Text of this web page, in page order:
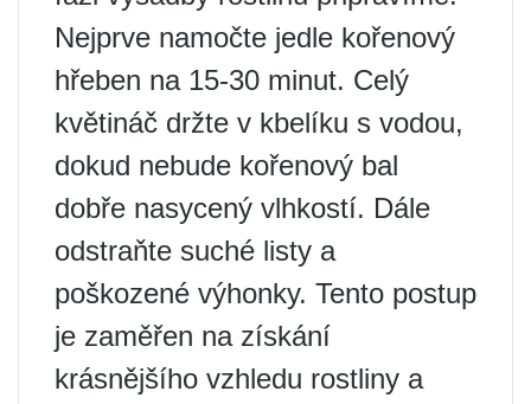
Nejprve namočte jedle kořenový
hřeben na 15-30 minut. Celý
květináč držte v kbelíku s vodou,
dokud nebude kořenový bal
dobře nasycený vlhkostí. Dále
odstraňte suché listy a
poškozené výhonky. Tento postup
je zaměřen na získání
krásnějšího vzhledu rostliny a